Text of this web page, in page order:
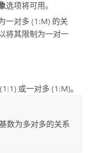
选项将可用。
一对多 (1:M) 的关
将其限制为一对一
或一对多 (1:M)。
数为多对多的关系